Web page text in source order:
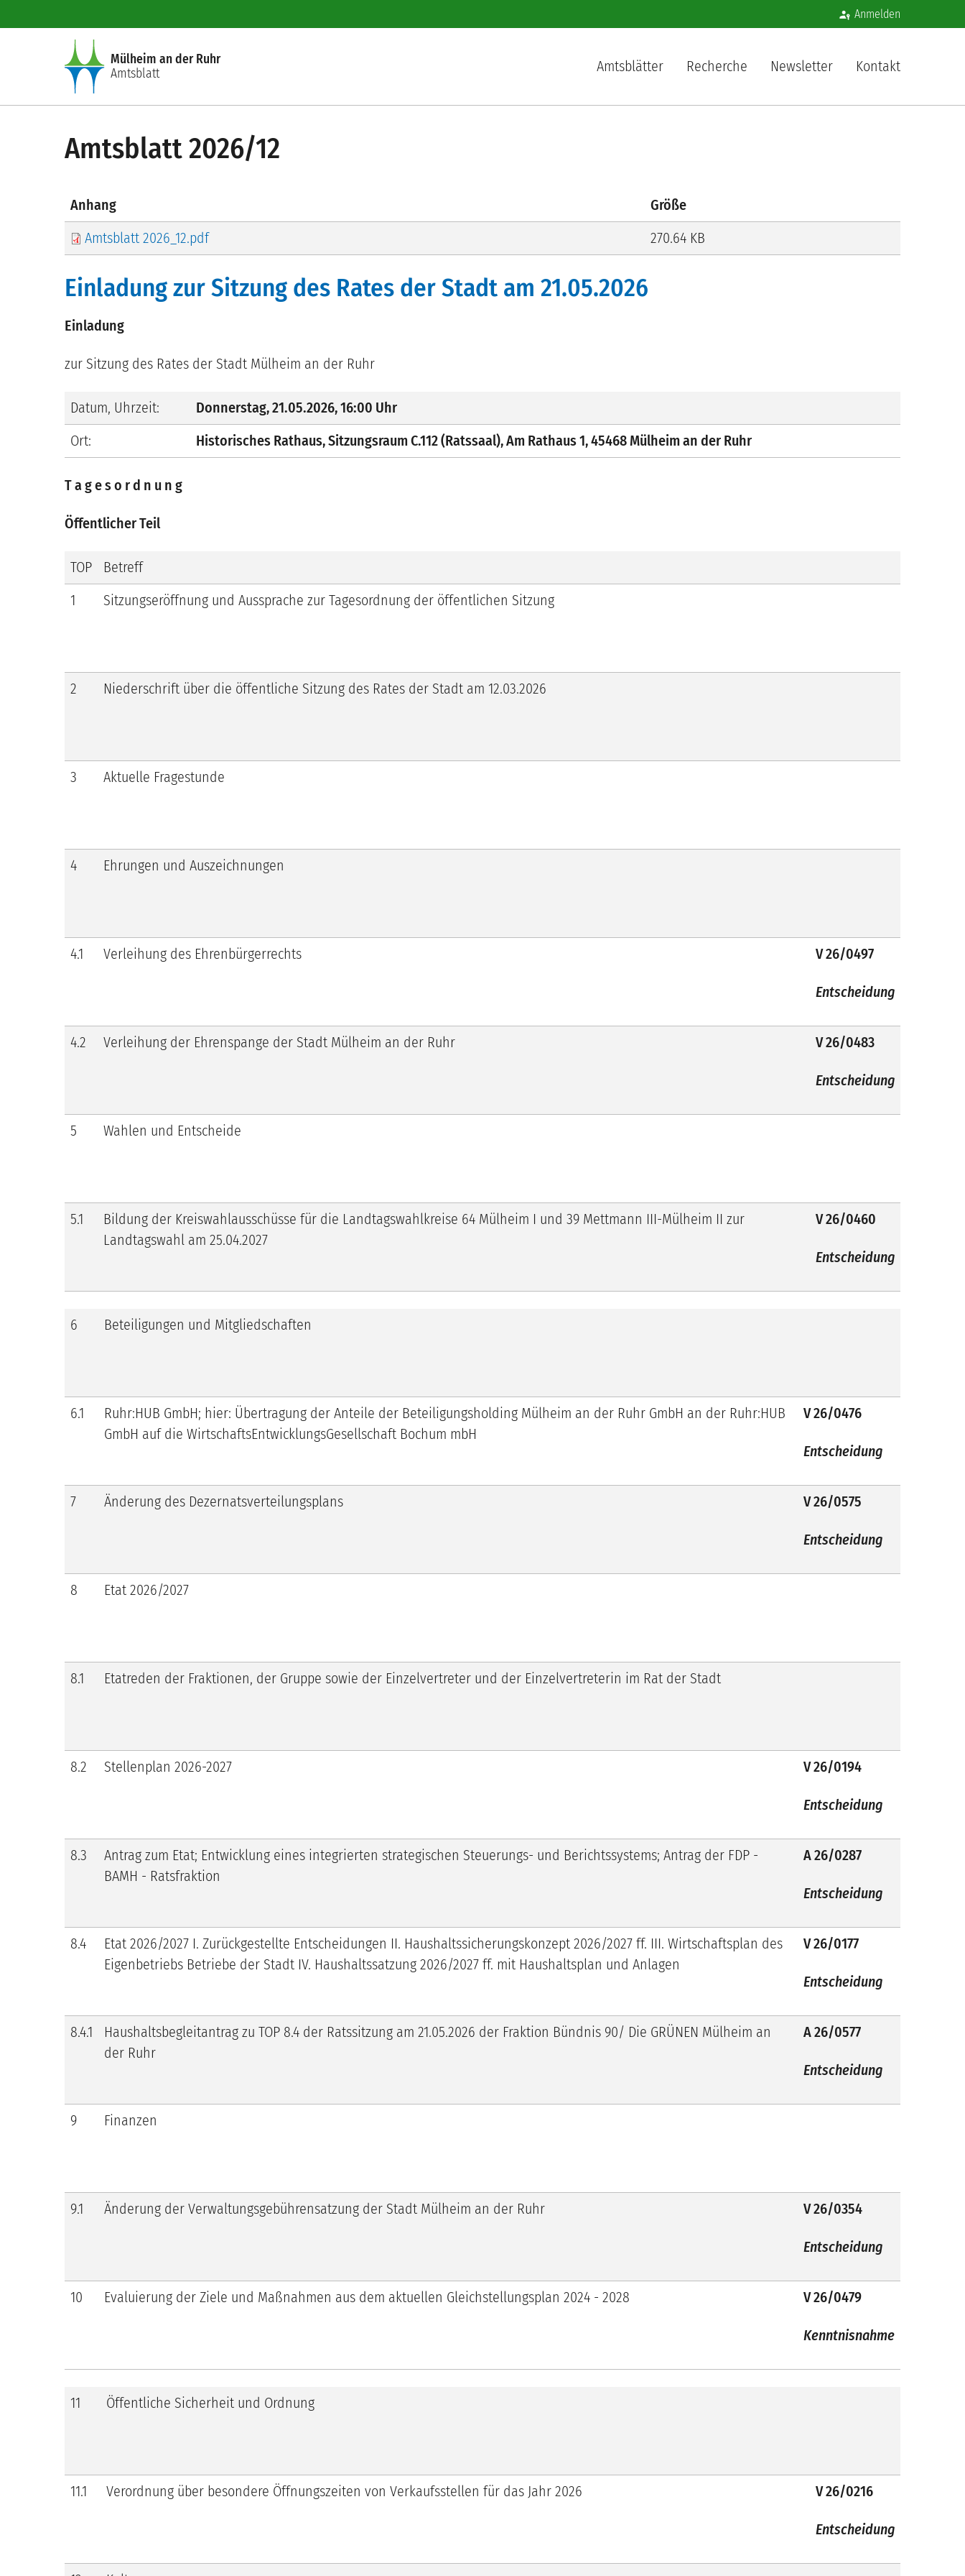
Benutzermenü
Anmelden
Mülheim an der Ruhr
Amtsblatt
Amtsblätter Recherche Newsletter Kontakt
Amtsblatt 2026/12
Anhang
Größe
Amtsblatt 2026_12.pdf
270.64 KB
Einladung zur Sitzung des Rates der Stadt am 21.05.2026
Einladung
zur Sitzung des Rates der Stadt Mülheim an der Ruhr
Datum, Uhrzeit: Donnerstag,21.05.2026,16:00 Uhr
Ort:
Historisches Rathaus, Sitzungsraum C.112 (Ratssaal), Am Rathaus 1, 45468 Mülheim an der Ruhr
T a g e s o r d n u n g
Öffentlicher Teil
TOP
Betreff
1
Sitzungseröffnung und Aussprache zur Tagesordnung der öffentlichen Sitzung
2 Niederschrift über die öffentliche Sitzung des Rates der Stadt am 12.03.2026
3 Aktuelle Fragestunde
4 Ehrungen und Auszeichnungen
4.1 Verleihung des Ehrenbürgerrechts V 26/0497
Entscheidung
4.2 Verleihung der Ehrenspange der Stadt Mülheim an der Ruhr V 26/0483
Entscheidung
5 Wahlen und Entscheide
5.1
Bildung der Kreiswahlausschüsse für die Landtagswahlkreise 64 Mülheim I und 39 Mettmann III-Mülheim II zur
Landtagswahl am 25.04.2027
V 26/0460
Entscheidung
6 Beteiligungen und Mitgliedschaften
6.1
Ruhr:HUB GmbH; hier: Übertragung der Anteile der Beteiligungsholding Mülheim an der Ruhr GmbH an der Ruhr:HUB
GmbH auf die WirtschaftsEntwicklungsGesellschaft Bochum mbH
V 26/0476
Entscheidung
7 Änderung des Dezernatsverteilungsplans V 26/0575
Entscheidung
8 Etat 2026/2027
8.1 Etatreden der Fraktionen, der Gruppe sowie der Einzelvertreter und der Einzelvertreterin im Rat der Stadt
8.2 Stellenplan 2026-2027 V 26/0194
Entscheidung
8.3
Antrag zum Etat; Entwicklung eines integrierten strategischen Steuerungs- und Berichtssystems; Antrag der FDP -
BAMH - Ratsfraktion
A 26/0287
Entscheidung
8.4
Etat 2026/2027 I. Zurückgestellte Entscheidungen II. Haushaltssicherungskonzept 2026/2027 ff. III. Wirtschaftsplan des
Eigenbetriebs Betriebe der Stadt IV. Haushaltssatzung 2026/2027 ff. mit Haushaltsplan und Anlagen
V 26/0177
Entscheidung
8.4.1
Haushaltsbegleitantrag zu TOP 8.4 der Ratssitzung am 21.05.2026 der Fraktion Bündnis 90/ Die GRÜNEN Mülheim an
der Ruhr
A 26/0577
Entscheidung
9 Finanzen
9.1 Änderung der Verwaltungsgebührensatzung der Stadt Mülheim an der Ruhr V 26/0354
Entscheidung
10 Evaluierung der Ziele und Maßnahmen aus dem aktuellen Gleichstellungsplan 2024 - 2028 V 26/0479
Kenntnisnahme
11 Öffentliche Sicherheit und Ordnung
11.1 Verordnung über besondere Öffnungszeiten von Verkaufsstellen für das Jahr 2026 V 26/0216
Entscheidung